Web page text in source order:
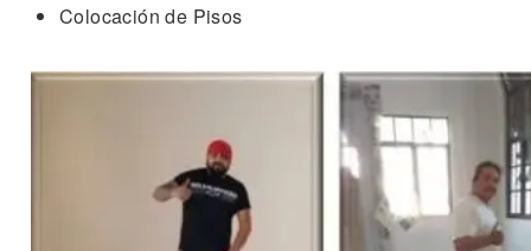
Colocación de Pisos